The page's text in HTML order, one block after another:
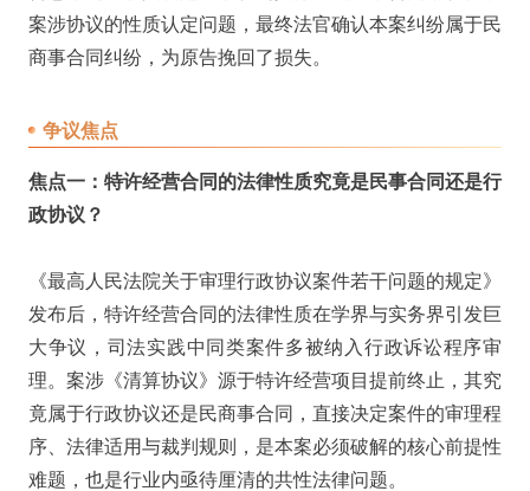
案涉协议的性质认定问题，最终法官确认本案纠纷属于民
商事合同纠纷，为原告挽回了损失。
争议焦点
焦点一：特许经营合同的法律性质究竟是民事合同还是行
政协议？
《最高人民法院关于审理行政协议案件若干问题的规定》
发布后，特许经营合同的法律性质在学界与实务界引发巨
大争议，司法实践中同类案件多被纳入行政诉讼程序审
理。案涉《清算协议》源于特许经营项目提前终止，其究
竟属于行政协议还是民商事合同，直接决定案件的审理程
序、法律适用与裁判规则，是本案必须破解的核心前提性
难题，也是行业内亟待厘清的共性法律问题。